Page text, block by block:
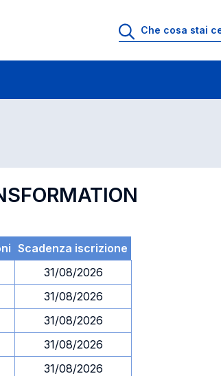
Scadenza iscrizione
31/08/2026
31/08/2026
31/08/2026
31/08/2026
31/08/2026